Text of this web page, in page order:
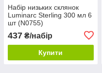
Набір низьких склянок
Luminarc Sterling 300 мл 6
шт (N0755)
437 ₴/набір
Купити